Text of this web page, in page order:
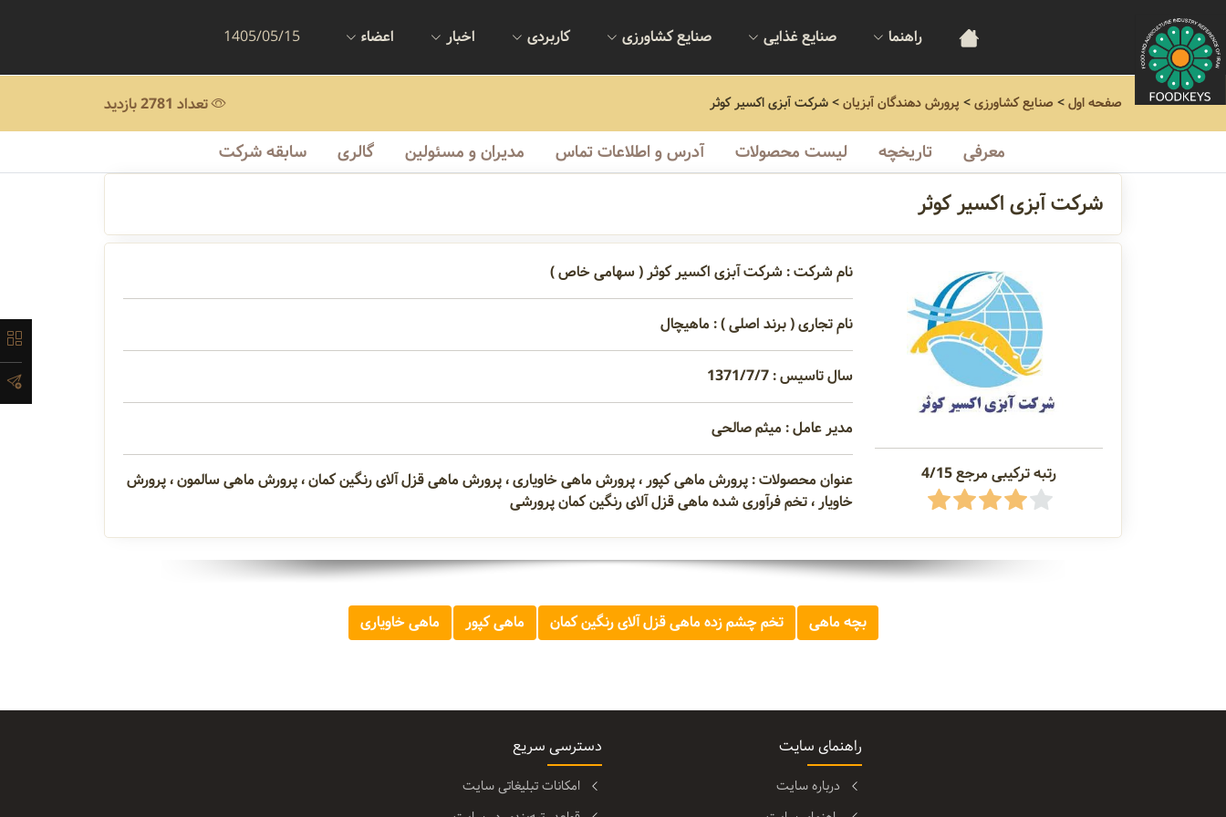
راهنما صنایع غذایی صنایع کشاورزی کاربردی اخبار اعضاء 1405/05/15
تعداد 2781 بازدید صفحه اول> صنایع کشاورزی> پرورش دهندگان آبزیان>شرکت آبزی اکسیر کوثر
معرفی تاریخچه لیست محصولات آدرس و اطلاعات تماس مدیران و مسئولین گالری سابقه شرکت
شرکت آبزی اکسیر کوثر
رتبه ترکیبی مرجع 4/15
نام شرکت : شرکت آبزی اکسیر کوثر ( سهامی خاص )
نام تجاری ( برند اصلی ) : ماهيچال
سال تاسیس : 1371/7/7
مدیر عامل : میثم صالحی
عنوان محصولات : پرورش ماهی کپور ، پرورش ماهی خاویاری ، پرورش ماهی قزل آلای رنگین کمان ، پرورش ماهی سالمون ، پرورش
خاویار ، تخم فرآوری شده ماهی قزل آلای رنگین کمان پرورشی
بچه ماهی تخم چشم زده ماهی قزل آلای رنگین کمان ماهی کپور ماهی خاویاری
راهنمای سایت
درباره سایت
دسترسی سریع
امکانات تبلیغاتی سایت